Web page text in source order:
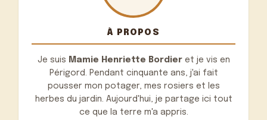
À PROPOS
Je suis Mamie Henriette Bordieret je vis en
Périgord. Pendant cinquante ans, j'ai fait
pousser mon potager, mes rosiers et les
herbes du jardin. Aujourd'hui, je partage ici tout
ce que la terre m'a appris.